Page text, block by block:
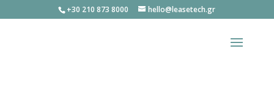
+30 210 873 8000 hello@leasetech.gr